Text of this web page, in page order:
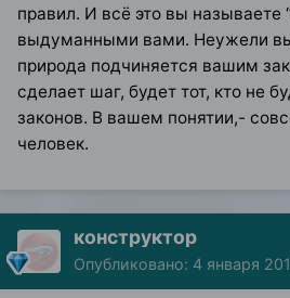
правил. И всё это вы называете
выдуманными вами. Неужели
природа подчиняется вашим
сделает шаг, будет тот, кто не
законов. В вашем понятии,-
человек.
конструктор
Опубликовано: 4 января